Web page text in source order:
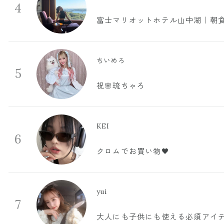
4
富士マリオットホテル山中湖｜朝
5
ちいめろ
祝🌸琉ちゃろ
6
KEI
クロムでお買い物🖤
7
yui
大人にも子供にも使える必須アイ